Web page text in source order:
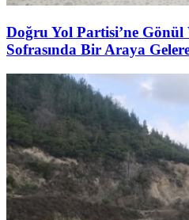
Doğru Yol Partisi’ne
Sofrasında Bir Araya